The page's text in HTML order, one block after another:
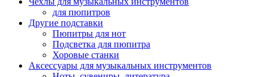
для пюпитров
Другие подставки
Пюпитры для нот
Подсветка для пюпитра
Хоровые станки
Аксессуары для музыкальных инструментов